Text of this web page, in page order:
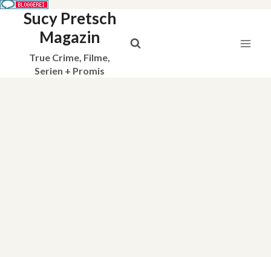
Sucy Pretsch
Magazin
True Crime, Filme,
Serien + Promis